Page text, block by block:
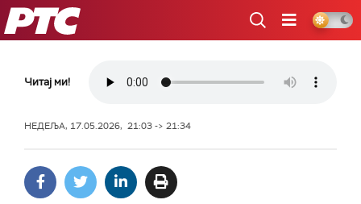
РТС
Читај ми!
НЕДЕЉА, 17.05.2026, 21:03 -> 21:34